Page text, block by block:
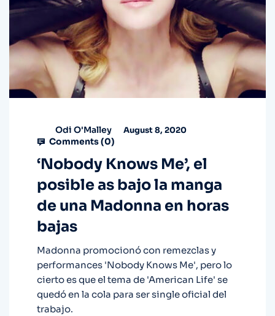
Odi O'Malley August 8, 2020
Comments (0)
‘Nobody Knows Me’, el
posible as bajo la manga
de una Madonna en horas
bajas
Madonna promocionó con remezclas y
performances 'Nobody Knows Me', pero lo
cierto es que el tema de 'American Life' se
quedó en la cola para ser single oficial del
trabajo.